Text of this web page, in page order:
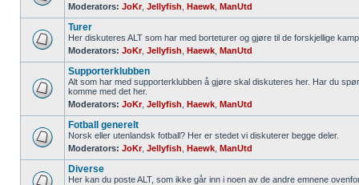
Moderators: JoKr, Jellyfish Haewk ManUtd
Turer
Her diskuteres ALT som har med borteturer og gjøre til de forskjellige
Moderators: JoKr, Jellyfish Haewk ManUtd
Supporterklubben
Alt som har med supporterklubben å gjøre skal diskuteres her. Har du
komme med det her.
Moderators: JoKr, Jellyfish Haewk ManUtd
Fotball generelt
Norsk eller utenlandsk fotball? Her er stedet vi diskuterer begge deler.
Moderators: JoKr, Jellyfish Haewk ManUtd
Diverse
Her kan du poste ALT, som ikke går inn i noen av de andre emnene